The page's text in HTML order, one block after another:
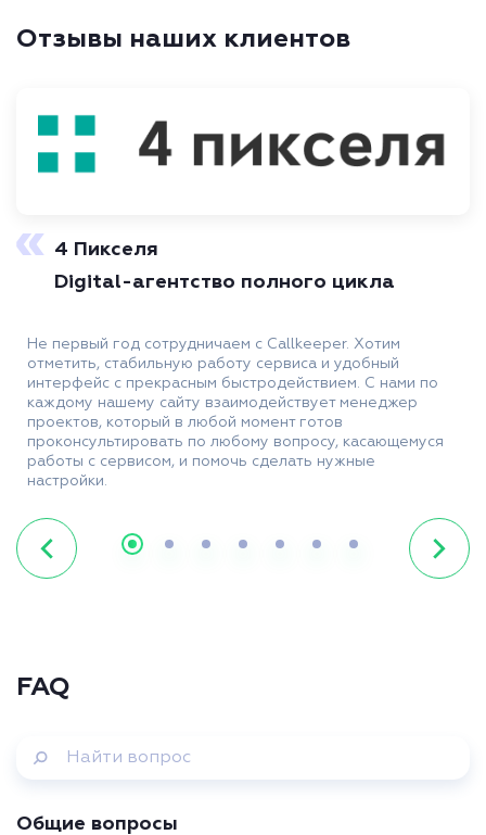
Отзывы наших клиентов
4 Пикселя
Digital-агентство полного цикла
Не первый год сотрудничаем с Callkeeper. Хотим
отметить, стабильную работу сервиса и удобный
интерфейс с прекрасным быстродействием. С нами по
каждому нашему сайту взаимодействует менеджер
проектов, который в любой момент готов
проконсультировать по любому вопросу, касающемуся
работы с сервисом, и помочь сделать нужные
настройки.
FAQ
Общие вопросы